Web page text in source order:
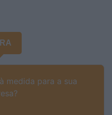
medida para a sua